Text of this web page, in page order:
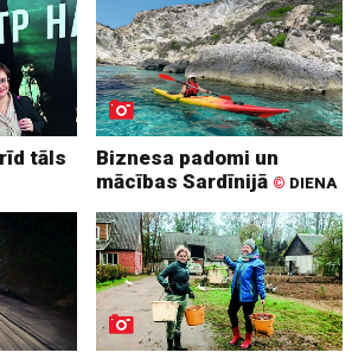
tāls
Biznesa padomi un
mācības Sardīnijā © DIENA